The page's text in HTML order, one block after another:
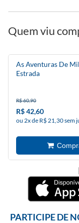
Quem viu
As Aventuras De
Estrada
R$ 60,90
R$ 42,60
ou 2x de R$ 21,30 sem
PARTICIPE DE